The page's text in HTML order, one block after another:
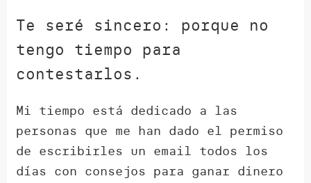
Te seré sincero: porque no
tengo tiempo para
contestarlos.
Mi tiempo está dedicado a las
personas que me han dado el permiso
de escribirles un email todos los
días con consejos para ganar dinero